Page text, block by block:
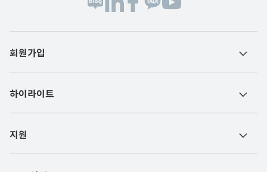
회원가입
하이라이트
지원